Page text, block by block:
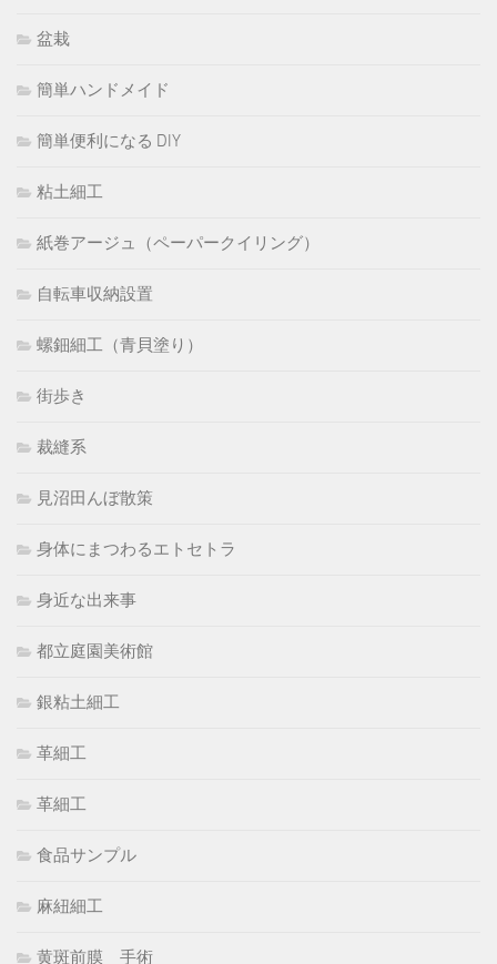
盆栽
簡単ハンドメイド
簡単便利になる DIY
粘土細工
紙巻アージュ（ペーパークイリング）
自転車収納設置
螺鈿細工（青貝塗り）
街歩き
裁縫系
見沼田んぼ散策
身体にまつわるエトセトラ
身近な出来事
都立庭園美術館
銀粘土細工
革細工
革細工
食品サンプル
麻紐細工
黄斑前膜 手術